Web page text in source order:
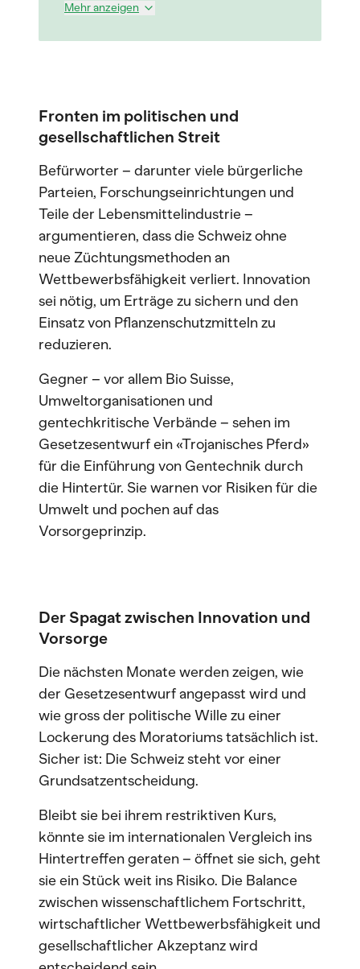
Mehr anzeigen
Fronten im politischen und
gesellschaftlichen Streit
Befürworter – darunter viele bürgerliche
Parteien, Forschungseinrichtungen und
Teile der Lebensmittelindustrie –
argumentieren, dass die Schweiz ohne
neue Züchtungsmethoden an
Wettbewerbsfähigkeit verliert. Innovation
sei nötig, um Erträge zu sichern und den
Einsatz von Pflanzenschutzmitteln zu
reduzieren.
Gegner – vor allem Bio Suisse,
Umweltorganisationen und
gentechkritische Verbände – sehen im
Gesetzesentwurf ein «Trojanisches Pferd»
für die Einführung von Gentechnik durch
die Hintertür. Sie warnen vor Risiken für die
Umwelt und pochen auf das
Vorsorgeprinzip.
Der Spagat zwischen Innovation und
Vorsorge
Die nächsten Monate werden zeigen, wie
der Gesetzesentwurf angepasst wird und
wie gross der politische Wille zu einer
Lockerung des Moratoriums tatsächlich ist.
Sicher ist: Die Schweiz steht vor einer
Grundsatzentscheidung.
Bleibt sie bei ihrem restriktiven Kurs,
könnte sie im internationalen Vergleich ins
Hintertreffen geraten – öffnet sie sich, geht
sie ein Stück weit ins Risiko. Die Balance
zwischen wissenschaftlichem Fortschritt,
wirtschaftlicher Wettbewerbsfähigkeit und
gesellschaftlicher Akzeptanz wird